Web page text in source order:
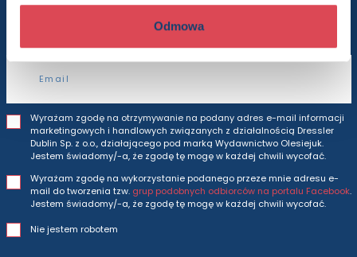
Odmowa
i ofertyprosto do Twojej skrzynki odbiorczej.
Adres e-mail
Wyrażam zgodę na otrzymywanie na podany adres e-mail informacji
marketingowych i handlowych związanych z działalnością Dressler
Dublin Sp. z o.o., działającego pod marką Wydawnictwo Olesiejuk.
Jestem świadomy/-a, że zgodę tę mogę w każdej chwili wycofać.
Wyrażam zgodę na wykorzystanie podanego przeze mnie adresu e-
mail do tworzenia tzw. grup podobnych odbiorców na portalu Facebook.
Jestem świadomy/-a, że zgodę tę mogę w każdej chwili wycofać.
Nie jestem robotem